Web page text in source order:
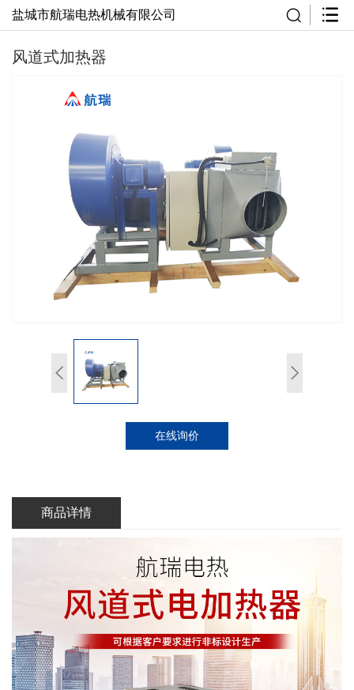
盐城市航瑞电热机械有限公司
风道式加热器
在线询价
商品详情